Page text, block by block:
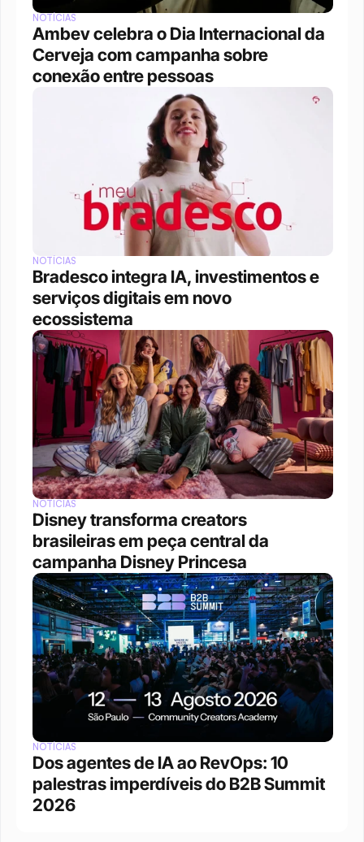
NOTÍCIAS
Ambev celebra o Dia Internacional da
Cerveja com campanha sobre
conexão entre pessoas
NOTÍCIAS
Bradesco integra IA, investimentos e
serviços digitais em novo
ecossistema
NOTÍCIAS
Disney transforma creators
brasileiras em peça central da
campanha Disney Princesa
NOTÍCIAS
Dos agentes de IA ao RevOps: 10
palestras imperdíveis do B2B Summit
2026